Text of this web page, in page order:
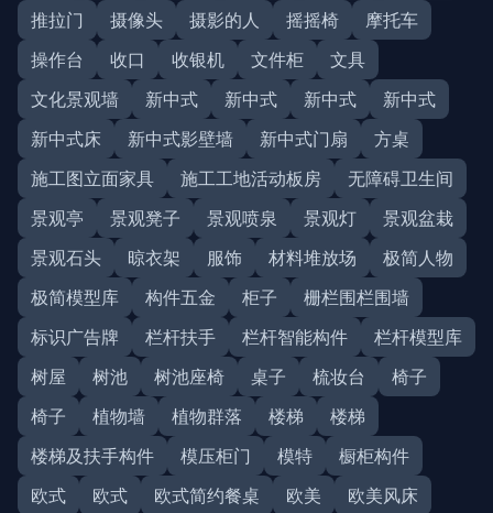
推拉门
摄像头 摄影的人 摇摇椅
摩托车
操作台
收口 收银机 文件柜
文具
文化景观墙
新中式 新中式 新中式
新中式
新中式床
新中式影壁墙 新中式门扇
方桌
施工图立面家具
施工工地活动板房
无障碍卫生间
景观亭
景观凳子 景观喷泉 景观灯
景观盆栽
景观石头
晾衣架 服饰 材料堆放场
极简人物
极简模型库
构件五金 柜子
栅栏围栏围墙
标识广告牌
栏杆扶手 栏杆智能构件
栏杆模型库
树屋
树池 树池座椅 桌子 梳妆台
椅子
椅子
植物墙 植物群落 楼梯
楼梯
楼梯及扶手构件
模压柜门 模特
橱柜构件
欧式
欧式 欧式简约餐桌 欧美
欧美风床